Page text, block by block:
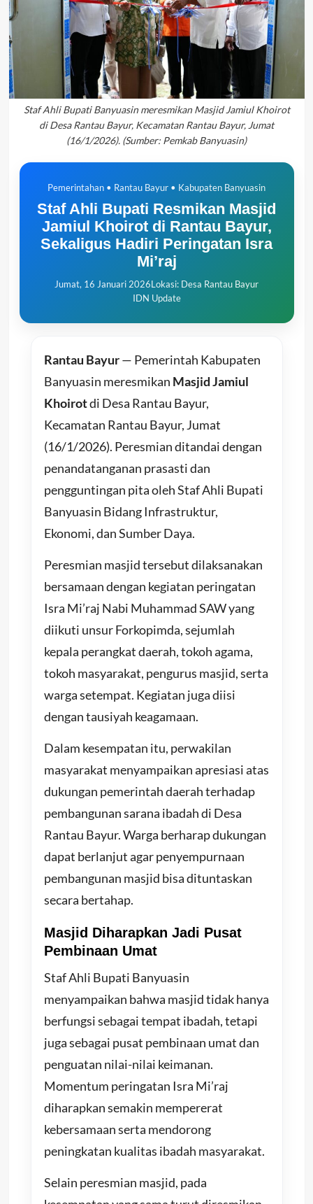
Staf Ahli Bupati Banyuasin meresmikan Masjid Jamiul Khoirot
di Desa Rantau Bayur, Kecamatan Rantau Bayur, Jumat
(16/1/2026). (Sumber: Pemkab Banyuasin)
Pemerintahan • Rantau Bayur • Kabupaten Banyuasin
Staf Ahli Bupati Resmikan Masjid
Jamiul Khoirot di Rantau Bayur,
Sekaligus Hadiri Peringatan Isra
Mi’raj
Jumat, 16 Januari 2026Lokasi: Desa Rantau Bayur
IDN Update
Rantau Bayur— Pemerintah Kabupaten
Banyuasin meresmikan Masjid Jamiul
Khoirotdi Desa Rantau Bayur,
Kecamatan Rantau Bayur, Jumat
(16/1/2026). Peresmian ditandai dengan
penandatanganan prasasti dan
pengguntingan pita oleh Staf Ahli Bupati
Banyuasin Bidang Infrastruktur,
Ekonomi, dan Sumber Daya.
Peresmian masjid tersebut dilaksanakan
bersamaan dengan kegiatan peringatan
Isra Mi’raj Nabi Muhammad SAW yang
diikuti unsur Forkopimda, sejumlah
kepala perangkat daerah, tokoh agama,
tokoh masyarakat, pengurus masjid, serta
warga setempat. Kegiatan juga diisi
dengan tausiyah keagamaan.
Dalam kesempatan itu, perwakilan
masyarakat menyampaikan apresiasi atas
dukungan pemerintah daerah terhadap
pembangunan sarana ibadah di Desa
Rantau Bayur. Warga berharap dukungan
dapat berlanjut agar penyempurnaan
pembangunan masjid bisa dituntaskan
secara bertahap.
Masjid Diharapkan Jadi Pusat
Pembinaan Umat
Staf Ahli Bupati Banyuasin
menyampaikan bahwa masjid tidak hanya
berfungsi sebagai tempat ibadah, tetapi
juga sebagai pusat pembinaan umat dan
penguatan nilai-nilai keimanan.
Momentum peringatan Isra Mi’raj
diharapkan semakin mempererat
kebersamaan serta mendorong
peningkatan kualitas ibadah masyarakat.
Selain peresmian masjid, pada